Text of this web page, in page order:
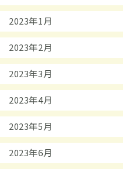
2023年1月
2023年2月
2023年3月
2023年4月
2023年5月
2023年6月